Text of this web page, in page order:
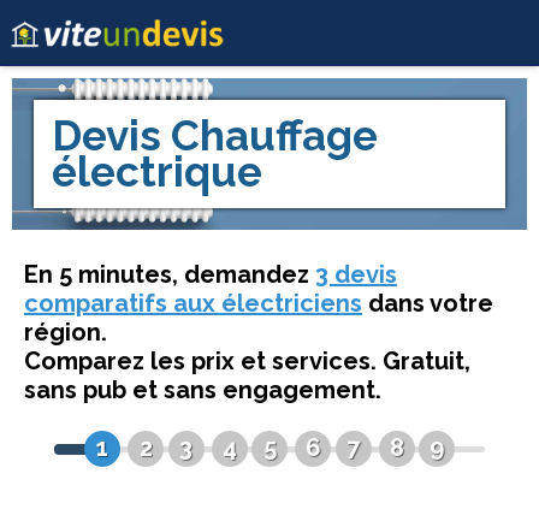
Devis Chauffage
électrique
En 5 minutes, demandez 3 devis
comparatifs aux électriciens dans votre
région.
Comparez les prix et services. Gratuit,
sans pub et sans engagement.
1
2 3 4 5 6 7 8 9